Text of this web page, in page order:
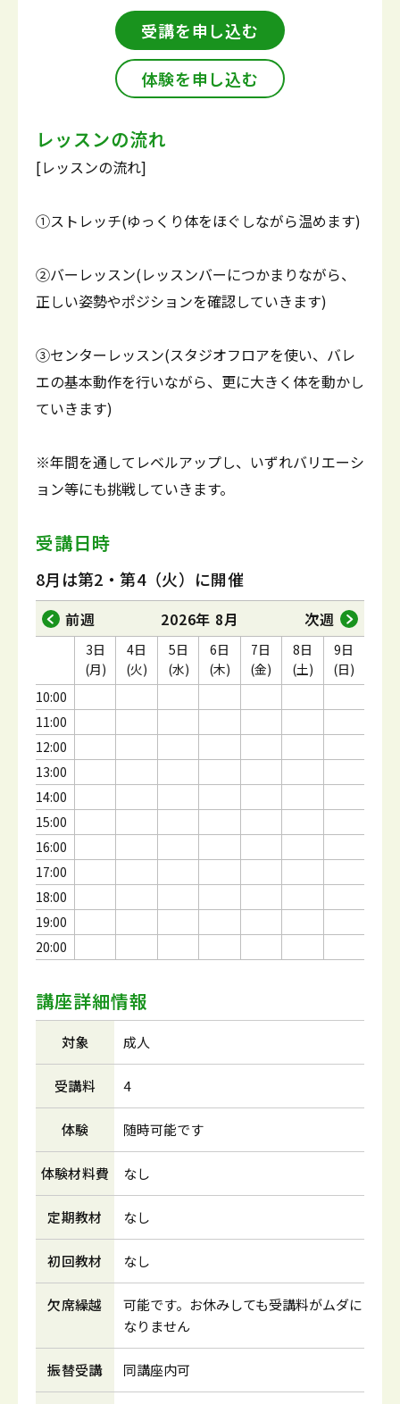
受講を申し込む
体験を申し込む
レッスンの流れ
[レッスンの流れ]
①ストレッチ(ゆっくり体をほぐしながら温めます)
②バーレッスン(レッスンバーにつかまりながら、
正しい姿勢やポジションを確認していきます)
③センターレッスン(スタジオフロアを使い、バレ
エの基本動作を行いながら、更に大きく体を動かし
ていきます)
※年間を通してレベルアップし、いずれバリエーシ
ョン等にも挑戦していきます。
受講日時
8月は第2・第4（火）に開催
前週 2026年 8月 次週
10:00
11:00
12:00
13:00
14:00
15:00
16:00
17:00
18:00
19:00
20:00
3日
(月)
4日
(火)
5日
(水)
6日
(木)
7日
(金)
8日
(土)
9日
(日)
講座詳細情報
対象 成人
受講料 4
体験 随時可能です
体験材料費 なし
定期教材 なし
初回教材 なし
欠席繰越
可能です。お休みしても受講料がムダに
なりません
振替受講 同講座内可